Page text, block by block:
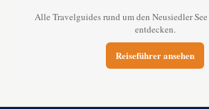
Alle Travelguides rund um den Neusiedler
entdecken.
Reiseführer ansehen